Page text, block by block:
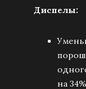
Диспелы:
на